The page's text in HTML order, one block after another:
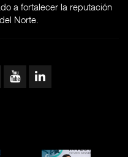
a fortalecer la reputación
Norte.